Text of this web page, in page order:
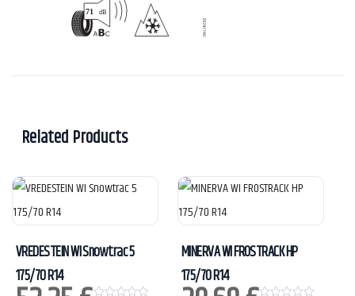
Related Products
VREDESTEIN WI Snowtrac 5
175/70 R14
MINERVA WI FROSTRACK HP
175/70 R14